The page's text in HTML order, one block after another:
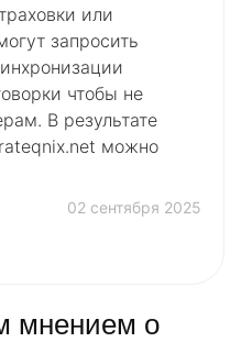
или
запросить
чтобы не
В результате
можно
02 сентября 2025
мнением о